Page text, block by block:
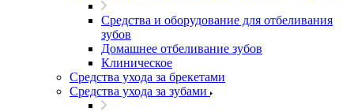
Средства и оборудование для отбеливания
зубов
Домашнее отбеливание зубов
Клиническое
Средства ухода за брекетами
Средства ухода за зубами